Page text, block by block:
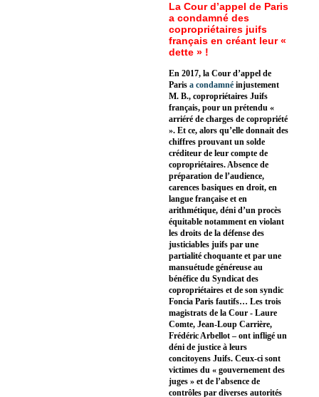
La Cour d’appel de Paris
a condamné des
copropriétaires juifs
français en créant leur «
dette » !
En 2017, la Cour d’appel de
Paris a condamné injustement
M. B., copropriétaires Juifs
français, pour un prétendu «
arriéré de charges de copropriété
». Et ce, alors qu’elle donnait des
chiffres prouvant un solde
créditeur de leur compte de
copropriétaires. Absence de
préparation de l’audience,
carences basiques en droit, en
langue française et en
arithmétique, déni d’un procès
équitable notamment en violant
les droits de la défense des
justiciables juifs par une
partialité choquante et par une
mansuétude généreuse au
bénéfice du Syndicat des
copropriétaires et de son syndic
Foncia Paris fautifs… Les trois
magistrats de la Cour - Laure
Comte, Jean-Loup Carrière,
Frédéric Arbellot – ont infligé un
déni de justice à leurs
concitoyens Juifs. Ceux-ci sont
victimes du « gouvernement des
juges » et de l’absence de
contrôles par diverses autorités